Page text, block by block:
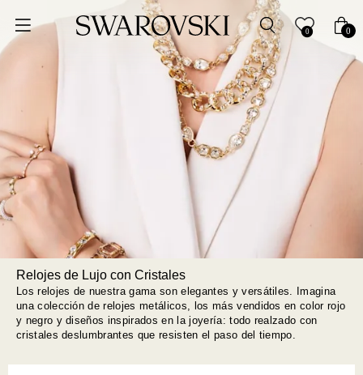
0 0
Relojes de Lujo con Cristales
Los relojes de nuestra gama son elegantes y versátiles. Imagina
una colección de relojes metálicos, los más vendidos en color rojo
y negro y diseños inspirados en la joyería: todo realzado con
cristales deslumbrantes que resisten el paso del tiempo.
Ordenar por
Precio más bajo
Los más vendidos
A - Z
Fecha de lanzamiento
Mejor descuento